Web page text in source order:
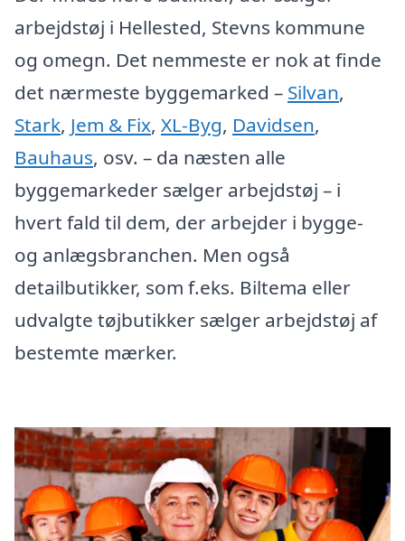
arbejdstøj i Hellested, Stevns kommune
og omegn. Det nemmeste er nok at finde
det nærmeste byggemarked – Silvan,
Stark, Jem & Fix, XL-Byg, Davidsen,
Bauhaus, osv. – da næsten alle
byggemarkeder sælger arbejdstøj – i
hvert fald til dem, der arbejder i bygge-
og anlægsbranchen. Men også
detailbutikker, som f.eks. Biltema eller
udvalgte tøjbutikker sælger arbejdstøj af
bestemte mærker.